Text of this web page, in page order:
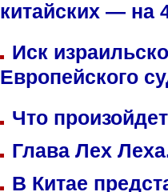
китайских — на
Иск
Европейского
Что
Глава Лех
В Китае